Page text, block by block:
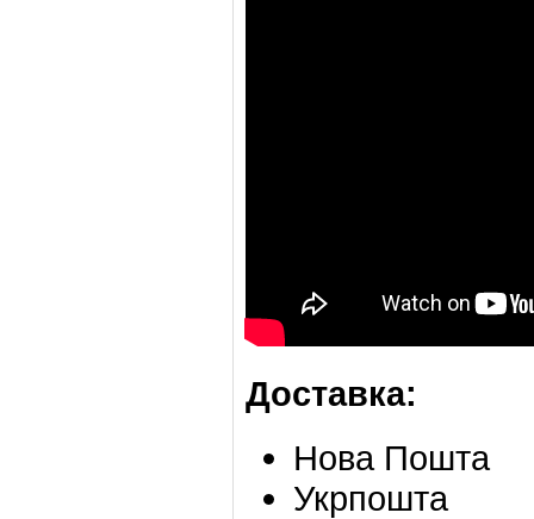
Доставка:
Нова Пошта
Укрпошта